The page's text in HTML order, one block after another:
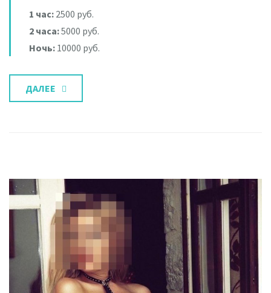
1 час: 2500 руб.
2 часа:5000 руб.
Ночь: 10000 руб.
ДАЛЕЕ